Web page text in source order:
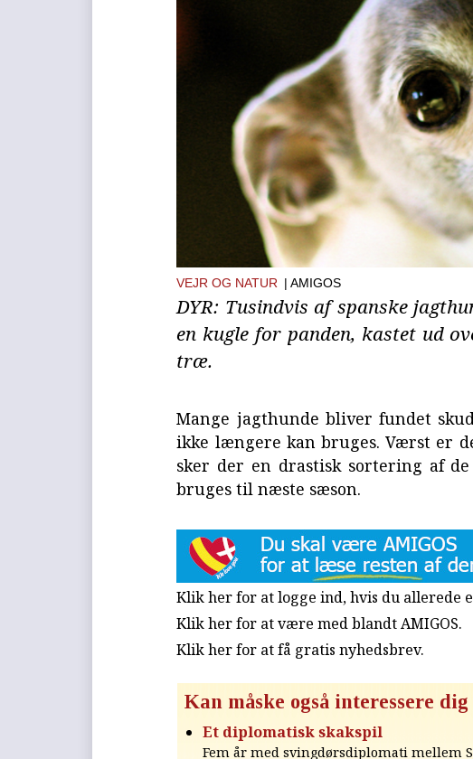
VEJR OG NATUR | AMIGOS
DYR: Tusindvis af spanske
en kugle for panden, kastet ud
træ.
Mange jagthunde bliver fundet
ikke længere kan bruges. Værst er
sker der en drastisk sortering af
bruges til næste sæson.
Klik her for at logge ind, hvis du allerede
Klik her for at være med blandt AMIGOS.
Klik her for at få gratis nyhedsbrev.
Kan måske også interessere dig
Et diplomatisk skakspil
Fem år med svingdørsdiplomati mellem